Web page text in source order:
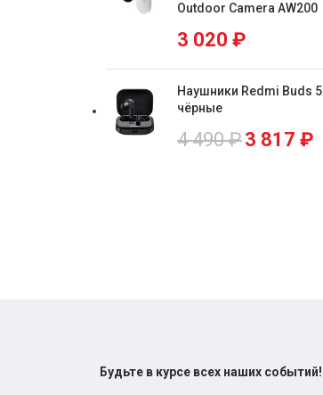
Outdoor Camera AW200
3 020 ₽
Наушники Redmi Buds 5
чёрные
4 490₽3 817 ₽
Будьте в курсе всех наших событий!